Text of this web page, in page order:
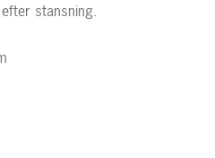
stansning.